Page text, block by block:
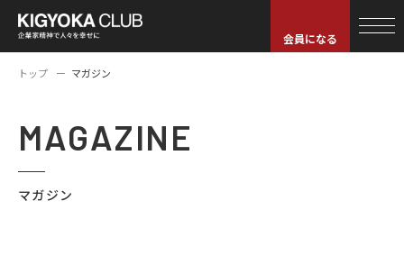
会員になる
トップ マガジン
MAGAZINE
マガジン